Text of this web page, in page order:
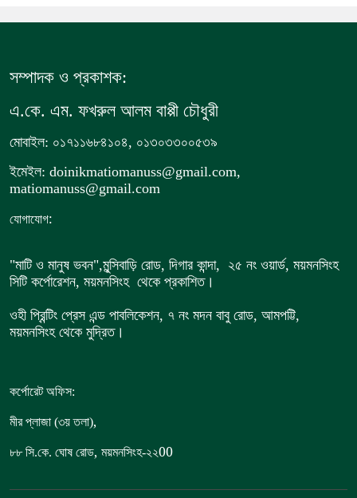
সম্পাদক ও প্রকাশক:
এ.কে. এম. ফখরুল আলম বাপ্পী চৌধুরী
মোবাইল: ০১৭১১৬৮৪১০৪, ০১৩০৩৩০০৫৩৯
ইমেইল: doinikmatiomanuss@gmail.com,
matiomanuss@gmail.com
যোগাযোগ:
"মাটি ও মানুষ ভবন",মুন্সিবাড়ি রোড, দিগার কান্দা, ২৫ নং ওয়ার্ড, ময়মনসিংহ
সিটি কর্পোরেশন, ময়মনসিংহ থেকে প্রকাশিত।
ওহী প্রিন্টিং প্রেস এন্ড পাবলিকেশন, ৭ নং মদন বাবু রোড, আমপট্টি,
ময়মনসিংহ থেকে মুদ্রিত।
কর্পোরেট অফিস:
মীর প্লাজা (৩য় তলা),
৮৮ সি.কে. ঘোষ রোড, ময়মনসিংহ-২২00